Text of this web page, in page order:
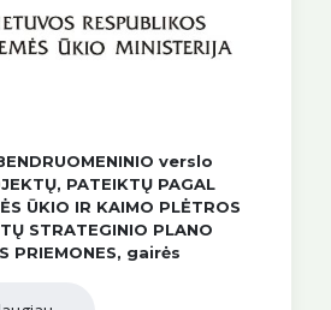
verslo
PATEIKTŲ PAGAL
ŪKIO IR KAIMO PLĖTROS
STRATEGINIO PLANO
PRIEMONES, gairės